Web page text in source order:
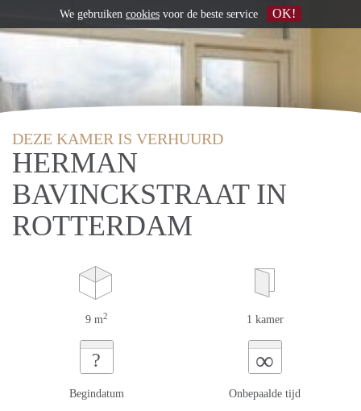
DEZE KAMER IS VERHUURD
HERMAN
BAVINCKSTRAAT IN
ROTTERDAM
9 m2 1 kamer
?
Begindatum
∞
Onbepaalde tijd
We gebruiken cookies voor de beste service OK!